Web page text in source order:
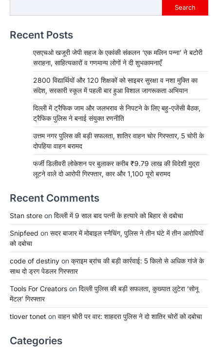
Search
Recent Posts
एसएचओ खजूरी जेपी सहज के एकांकी संकलन ‘एक मलिन पन्ना’ ने बटोरी
सराहना, साहित्यकारों व गणमान्य लोगों ने दी शुभकामनाएँ
2800 विद्यार्थियों और 120 शिक्षकों को साइबर सुरक्षा व नशा मुक्ति का
संदेश, सरकारी स्कूल में पहली बार हुआ विशाल जागरूकता अभियान
दिल्ली में ट्रैफिक जाम और जलभराव से निपटने के लिए बहु-एजेंसी बैठक,
ट्रैफिक पुलिस ने बनाई संयुक्त रणनीति
उत्तम नगर पुलिस की बड़ी सफलता, शातिर वाहन चोर गिरफ्तार, 5 चोरी के
दोपहिया वाहन बरामद
फर्जी डिलीवरी लोकेशन पर बुलाकर करीब ₹9.79 लाख की विदेशी मुद्रा
लूटने वाले दो आरोपी गिरफ्तार, कार और 1,100 यूरो बरामद
Recent Comments
Stan store on दिल्ली में 9 साल बाद पत्नी के हत्यारे को बिहार से दबोचा
Snipfeed on सदर बाजार में मोबाइल स्नैचिंग, पुलिस ने तीन घंटे में तीन आरोपियों
को दबोचा
code of destiny on क्राइम ब्रांच की बड़ी कार्रवाई: 5 किलो से अधिक गांजे के
साथ दो ड्रग पेडलर गिरफ्तार
Tools For Creators on दिल्ली पुलिस की बड़ी सफलता, कुख्यात लुटेरा ‘सोनू
मेंटल’ गिरफ्तार
tlover tonet on वाहन चोरी पर वार: शाहदरा पुलिस ने दो शातिर चोरों को दबोचा
Categories